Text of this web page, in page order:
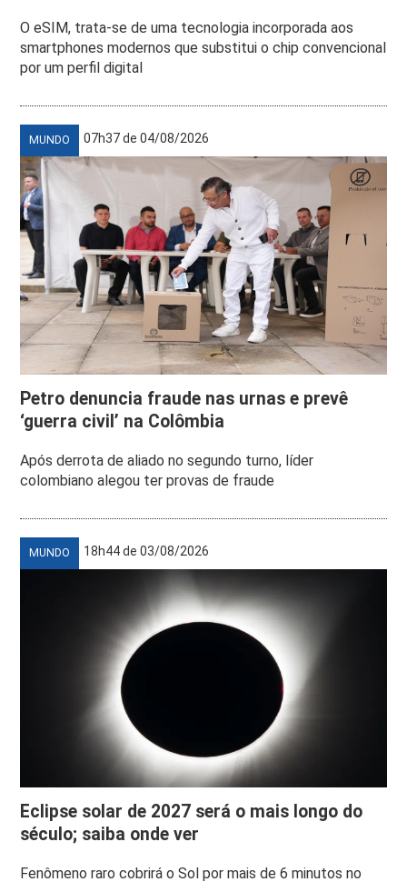
O eSIM, trata-se de uma tecnologia incorporada aos
smartphones modernos que substitui o chip convencional
por um perfil digital
MUNDO 07h37 de 04/08/2026
Petro denuncia fraude nas urnas e prevê
‘guerra civil’ na Colômbia
Após derrota de aliado no segundo turno, líder
colombiano alegou ter provas de fraude
MUNDO 18h44 de 03/08/2026
Eclipse solar de 2027 será o mais longo do
século; saiba onde ver
Fenômeno raro cobrirá o Sol por mais de 6 minutos no